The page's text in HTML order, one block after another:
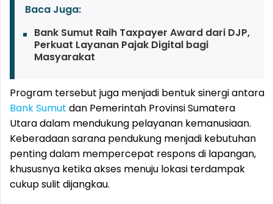
Baca Juga:
Bank Sumut Raih Taxpayer Award dari DJP,
Perkuat Layanan Pajak Digital bagi
Masyarakat
Program tersebut juga menjadi bentuk sinergi antara
Bank Sumut dan Pemerintah Provinsi Sumatera
Utara dalam mendukung pelayanan kemanusiaan.
Keberadaan sarana pendukung menjadi kebutuhan
penting dalam mempercepat respons di lapangan,
khususnya ketika akses menuju lokasi terdampak
cukup sulit dijangkau.